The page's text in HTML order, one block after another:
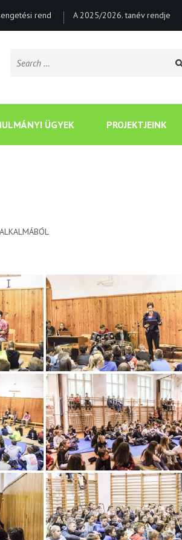
rend A 2025/2026. tanév rendje
Search
ÜGYEK PROJEKTJEINK